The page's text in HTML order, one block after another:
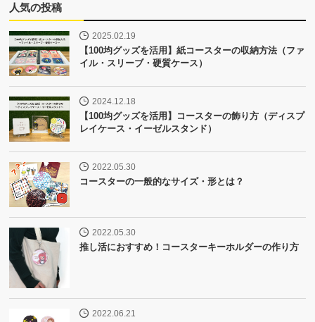
人気の投稿
2025.02.19
【100均グッズを活用】紙コースターの収納方法（ファ
イル・スリーブ・硬質ケース）
2024.12.18
【100均グッズを活用】コースターの飾り方（ディスプ
レイケース・イーゼルスタンド）
2022.05.30
コースターの一般的なサイズ・形とは？
2022.05.30
推し活におすすめ！コースターキーホルダーの作り方
2022.06.21